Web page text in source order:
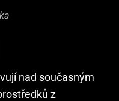
nad současným
z